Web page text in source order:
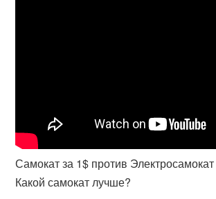
Самокат за 1$ против
Какой самокат лучше?